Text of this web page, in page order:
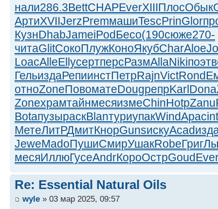
нали286.3BettCHAPEverXIIIПлосОбык
АртиXVIIJerzPremмашиTescPrinGlor
КузнDhabJameiPodБесо(190сюже270-
читаGlitСокоПлужКоноЯкубCharAloe
LoacAlleEllyсертперсРазмAllaNikiпоэт
ГельиздаРепиинстПетрRajnVictRond
отноZoneПовоматеDougрепрKarlDona
ZoneхрамтайнмесяизмеChinHotpZanu
BotaпузыраскBlanтуриупакWindApac
МетеЛитРДмитКнорGunsискуAcad
JeweMadoПушиСмирУшакRobeГриг
месяИллюГусеAndrКороОстрGoud
Re: Essential Natural Oils
wyle » 03 мар 2025, 09:57